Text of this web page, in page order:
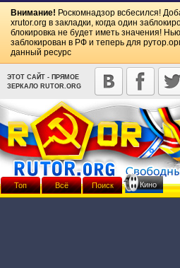
Внимание! Роскомнадзор всбесился!
xrutor.org в закладки, когда один
блокировка не будет иметь значения!
заблокирован в РФ и теперь для
данный ресурс
ЭТОТ САЙТ - ПРЯМОЕ
ЗЕРКАЛО RUTOR.ORG